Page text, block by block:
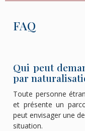
FAQ
Qui peut
par
Toute personne
et présente un
peut envisager une
situation.